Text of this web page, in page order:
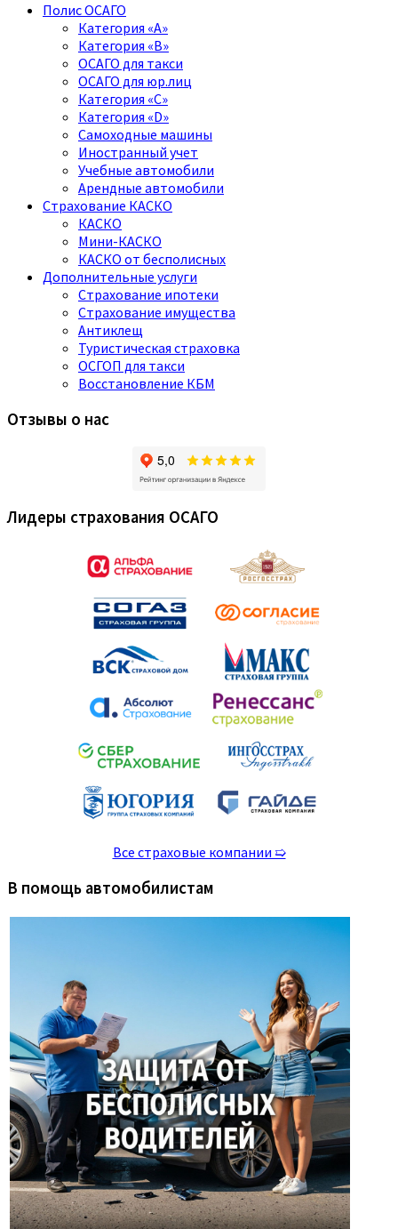
Полис ОСАГО
Категория «A»
Категория «B»
ОСАГО для такси
ОСАГО для юр.лиц
Категория «C»
Категория «D»
Самоходные машины
Иностранный учет
Учебные автомобили
Арендные автомобили
Страхование КАСКО
КАСКО
Мини-КАСКО
КАСКО от бесполисных
Дополнительные услуги
Страхование ипотеки
Страхование имущества
Антиклещ
Туристическая страховка
ОСГОП для такси
Восстановление КБМ
Отзывы о нас
Лидеры страхования ОСАГО
Все страховые компании ➯
В помощь автомобилистам